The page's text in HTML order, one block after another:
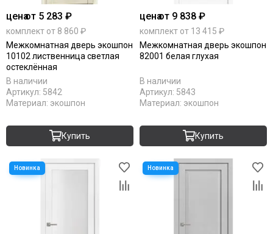
ценаот 5 283 ₽
комплект от 8 860 ₽
Межкомнатная дверь экошпон
10102 лиственница светлая
остеклённая
В наличии
Артикул: 5842
Материал: экошпон
Купить
ценаот 9 838 ₽
комплект от 13 415 ₽
Межкомнатная дверь экошпон
82001 белая глухая
В наличии
Артикул: 5843
Материал: экошпон
Купить